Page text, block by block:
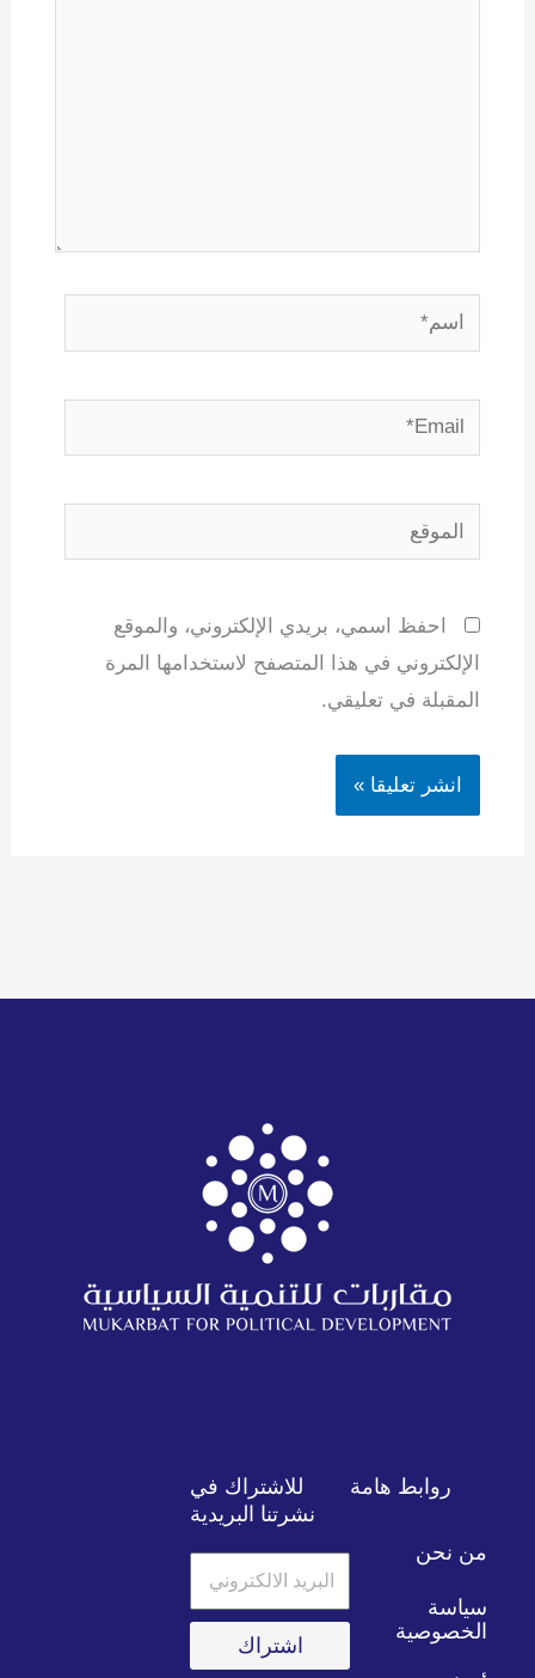
اسم*
Email*
الموقع
احفظ اسمي، بريدي الإلكتروني، والموقع
الإلكتروني في هذا المتصفح لاستخدامها المرة
المقبلة في تعليقي.
روابط هامة
من نحن
سياسة
الخصوصية
للاشتراك في
نشرتنا البريدية
البريد
الالكتروني
اشتراك